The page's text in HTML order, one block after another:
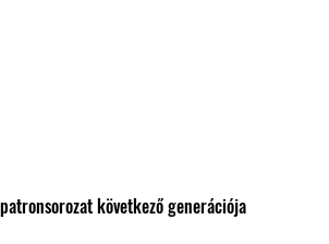
következő generációja